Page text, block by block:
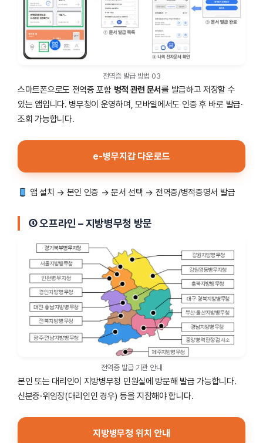
전역증 발급 방법 03
스마트폰으로도 전역증 포함 병적 관련 문서를 발급하고 저장할 수
있는 앱입니다. 병무청이 운영하며, 모바일에서도 인증 후 바로 발급·
조회 가능합니다.
e-병무지갑 다운로드
앱 설치 → 본인 인증 → 문서 선택 → 전역증/병적증명서 발급
④오프라인 – 지방병무청 방문
전역증 발급 기관 안내
본인 또는 대리인이 지방병무청 민원실에 방문해 발급 가능합니다.
신분증·위임장(대리인인 경우) 등을 지참해야 합니다.
지방병무청 위치 안내